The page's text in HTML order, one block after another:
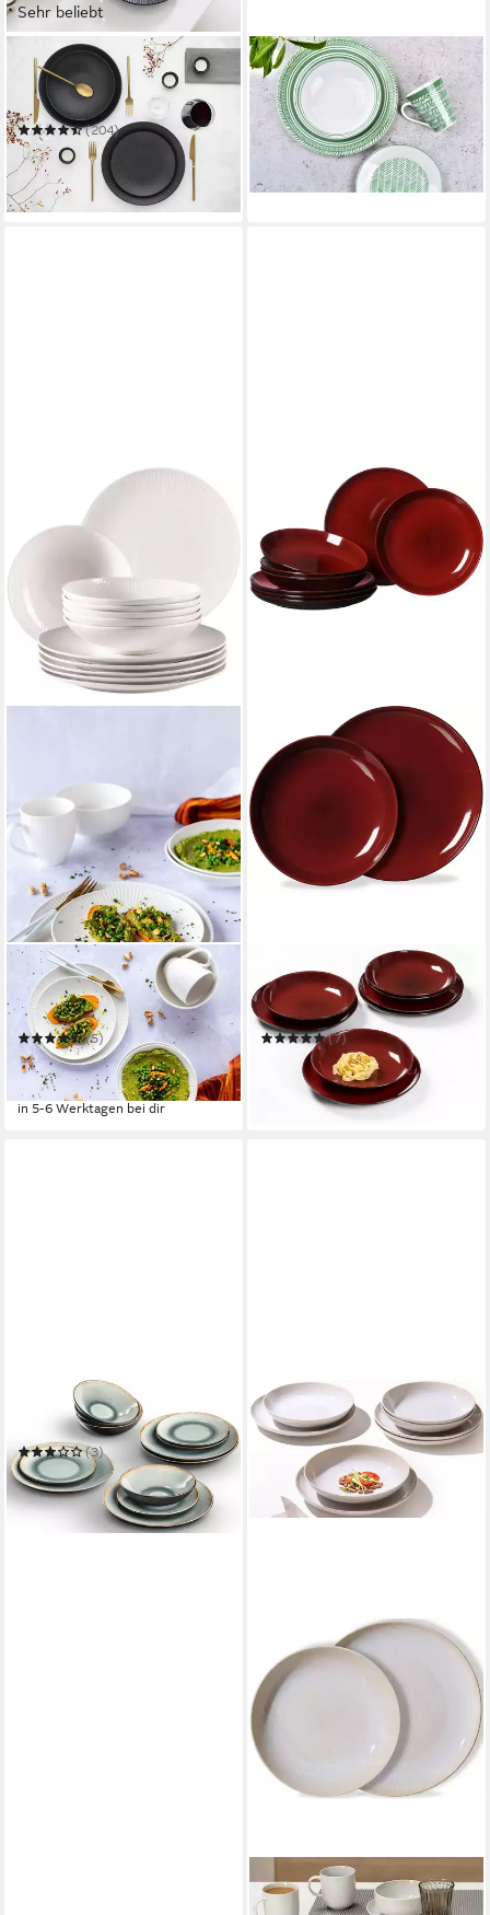
Sehr beliebt
CREATABLE
Tafelservice Teller Set,
Geschirr-Set Vesuvio
(204)
ab 58,54 € UVP 129,99 €
-55%
in 2-3 Werktagen bei dir
RETSCH ARZBERG
Tafelservice Waterside für
39,99 € 44,90 €
-11%
in 2-3 Werktagen bei dir
MÄSER
Tafelservice Geschirr-Set
Dalia
(5)
ab 80,26 € UVP159,99 €
-50%
in 5-6 Werktagen bei dir
RITZENHOFF & BREKER
Tafelservice Teller Set,
Geschirr-Set Gambia
(7)
ab 67,84 € UVP99,99 €
in 3-4 Werktagen bei dir
OTTO HOME
Tafelservice Leelani
(3)
41,99 € UVP119,00 €
-65%
in 2-3 Werktagen bei dir
RITZENHOFF & BREKER
Tafelservice Laredo